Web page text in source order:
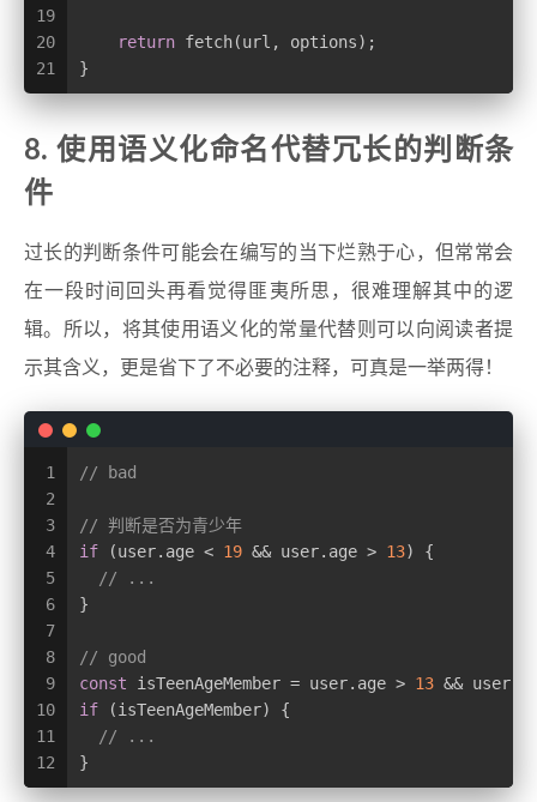
19
20
21
return fetch(url, options);
}
8. 使用语义化命名代替冗长的判断条
件
过长的判断条件可能会在编写的当下烂熟于心，但常常会
在一段时间回头再看觉得匪夷所思，很难理解其中的逻
辑。所以，将其使用语义化的常量代替则可以向阅读者提
示其含义，更是省下了不必要的注释，可真是一举两得！
1
2
3
4
5
6
7
8
9
10
11
12
// bad
// 判断是否为青少年
if (user.age < 19 && user.age > 13) {
// ...
}
// good
const isTeenAgeMember = user.age > 13 &&
if (isTeenAgeMember) {
// ...
}